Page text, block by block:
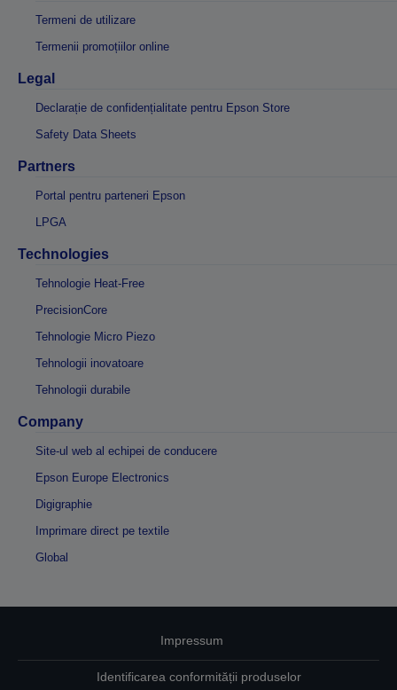
Termeni de utilizare
Termenii promoțiilor online
Legal
Declarație de confidențialitate pentru Epson Store
Safety Data Sheets
Partners
Portal pentru parteneri Epson
LPGA
Technologies
Tehnologie Heat-Free
PrecisionCore
Tehnologie Micro Piezo
Tehnologii inovatoare
Tehnologii durabile
Company
Site-ul web al echipei de conducere
Epson Europe Electronics
Digigraphie
Imprimare direct pe textile
Global
Impressum
Identificarea conformității produselor